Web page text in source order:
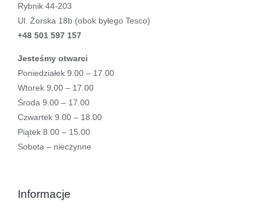
Rybnik 44-203
Ul. Żorska 18b (obok byłego Tesco)
+48 501 597 157
Jesteśmy otwarci
Poniedziałek 9.00 – 17.00
Wtorek 9.00 – 17.00
Środa 9.00 – 17.00
Czwartek 9.00 – 18.00
Piątek 8.00 – 15.00
Sobota – nieczynne
Informacje